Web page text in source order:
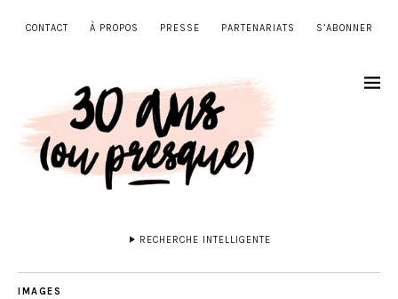
CONTACT À PROPOS PRESSE PARTENARIATS S’ABONNER
RECHERCHE INTELLIGENTE
IMAGES